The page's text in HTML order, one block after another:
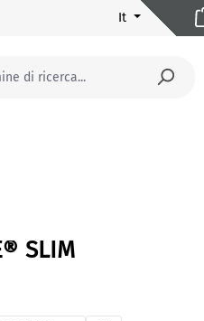
It
SIGNCODE® SLIM